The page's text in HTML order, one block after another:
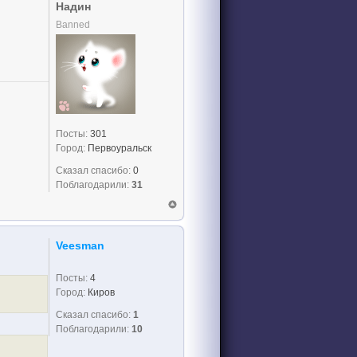
Надин
Banned
Посты: 301
Город: Первоуральск
Сказал спасибо: 0
Поблагодарили: 31
Veesman
Посты: 4
Город: Киров
Сказал спасибо: 1
Поблагодарили: 10